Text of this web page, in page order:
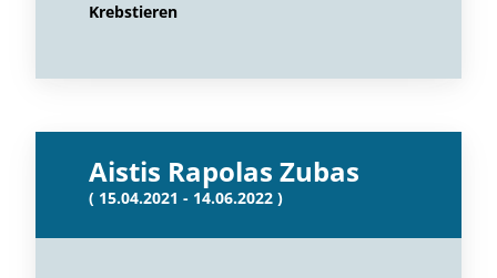
Krebstieren
Aistis Rapolas Zubas
( 15.04.2021 - 14.06.2022 )